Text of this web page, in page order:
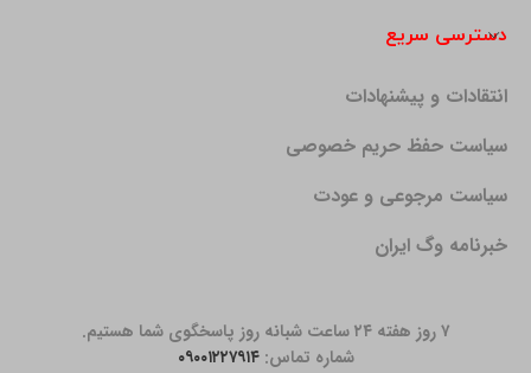
دسترسی سریع
انتقادات و پیشنهادات
سیاست حفظ حریم خصوصی
سیاست مرجوعی و عودت
خبرنامه وگ ایران
۷ روز هفته ۲۴ ساعت شبانه روز پاسخگوی شما هستیم.
شماره تماس:۰۹۰۰۱۲۲۷۹۱۴